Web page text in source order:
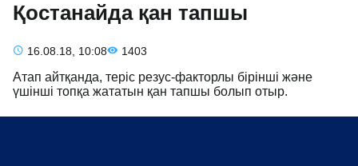
Қостанайда қан тапшы
16.08.18, 10:08 1403
Атап айтқанда, теріс резус-факторлы бірінші және
үшінші топқа жататын қан тапшы болып отыр.